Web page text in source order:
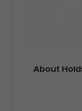
About